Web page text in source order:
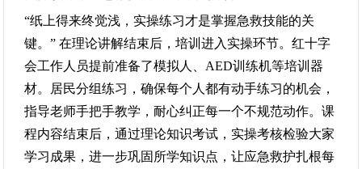
“纸上得来终觉浅，实操练习才是掌握急救技能的关
键。” 在理论讲解结束后，培训进入实操环节。红十字
会工作人员提前准备了模拟人、AED训练机等培训器
材。居民分组练习，确保每个人都有动手练习的机会，
指导老师手把手教学，耐心纠正每一个不规范动作。课
程内容结束后，通过理论知识考试，实操考核检验大家
学习成果，进一步巩固所学知识点，让应急救护扎根每